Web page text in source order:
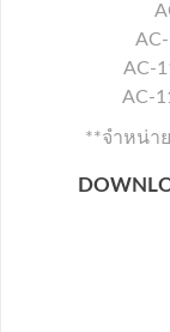
AC-
AC-
**จำหน่า